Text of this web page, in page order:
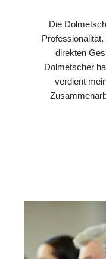
Die
direkten
Dolmetscher
verdient